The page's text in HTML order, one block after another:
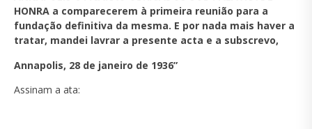
HONRA a comparecerem à primeira reunião para a
fundação definitiva da mesma. E por nada mais haver a
tratar, mandei lavrar a presente acta e a subscrevo,
Annapolis, 28 de janeiro de 1936”
Assinam a ata: